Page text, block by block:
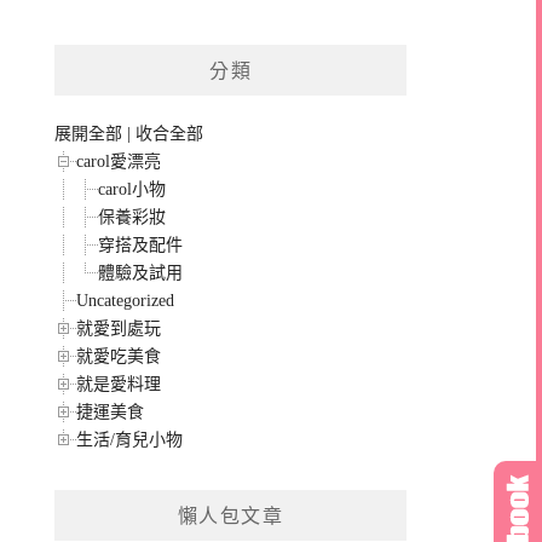
分類
展開全部 | 收合全部
carol愛漂亮
carol小物
保養彩妝
穿搭及配件
體驗及試用
Uncategorized
就愛到處玩
就愛吃美食
就是愛料理
捷運美食
生活/育兒小物
懶人包文章